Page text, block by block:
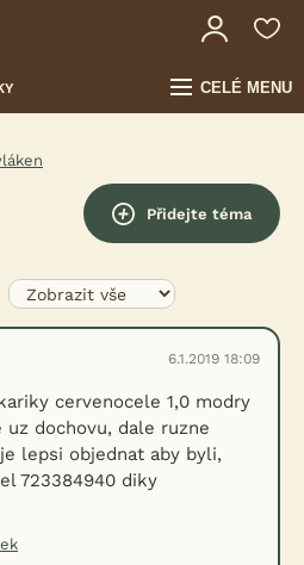
CELÉ MENU
Přidejte téma
6.1.2019 18:09
cervenocele 1,0 modry
uz dochovu, dale ruzne
lepsi objednat aby byli,
723384940 diky